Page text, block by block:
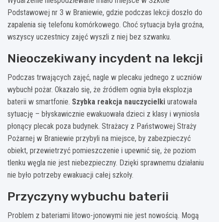
Podstawowej nr 3 w Braniewie, gdzie podczas lekcji doszło do
zapalenia się telefonu komórkowego. Choć sytuacja była groźna,
wszyscy uczestnicy zajęć wyszli z niej bez szwanku.
Nieoczekiwany incydent na lekcji
Podczas trwających zajęć, nagle w plecaku jednego z uczniów
wybuchł pożar. Okazało się, że źródłem ognia była eksplozja
baterii w smartfonie. Szybka reakcja nauczycielki uratowała
sytuację – błyskawicznie ewakuowała dzieci z klasy i wyniosła
płonący plecak poza budynek. Strażacy z Państwowej Straży
Pożarnej w Braniewie przybyli na miejsce, by zabezpieczyć
obiekt, przewietrzyć pomieszczenie i upewnić się, że poziom
tlenku węgla nie jest niebezpieczny. Dzięki sprawnemu działaniu
nie było potrzeby ewakuacji całej szkoły.
Przyczyny wybuchu baterii
Problem z bateriami litowo-jonowymi nie jest nowością. Mogą